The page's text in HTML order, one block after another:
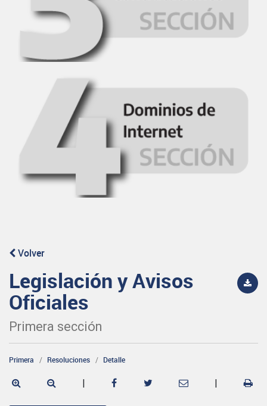
Volver
Legislación y Avisos
Oficiales
Primera sección
Primera Resoluciones Detalle
| |